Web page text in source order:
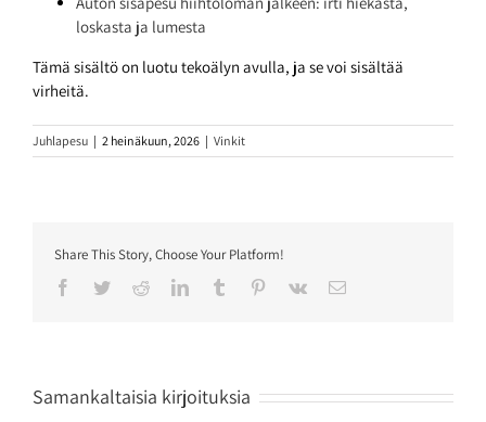
loskasta ja lumesta
Tämä sisältö on luotu tekoälyn avulla, ja se voi sisältää
virheitä.
Juhlapesu | 2 heinäkuun, 2026 | Vinkit
Share This Story, Choose Your Platform!
Facebook
TwitterRedditLinkedInTumblr Pinterest
Vk Sähköposti
Samankaltaisia kirjoituksia